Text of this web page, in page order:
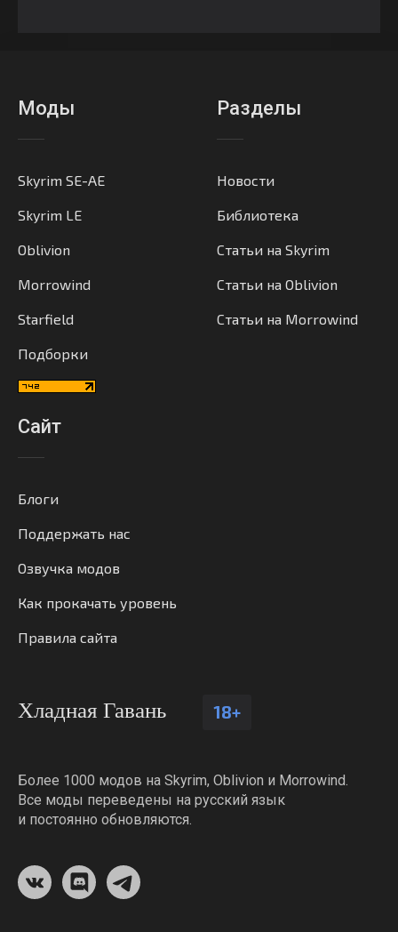
Моды
Skyrim SE-AE
Skyrim LE
Oblivion
Morrowind
Starfield
Подборки
Разделы
Новости
Библиотека
Статьи на Skyrim
Статьи на Oblivion
Статьи на Morrowind
Сайт
Блоги
Поддержать нас
Озвучка модов
Как прокачать уровень
Правила сайта
Хладная Гавань 18+
Более 1000 модов на Skyrim, Oblivion и Morrowind.
Все моды переведены на русский язык
и постоянно обновляются.